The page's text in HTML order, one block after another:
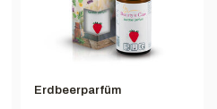
Erdbeerparfüm